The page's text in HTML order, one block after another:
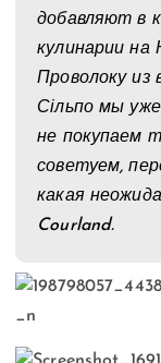
добавляют в
кулинарии на
Проволоку из
Сільпо мы
не покупаем
советуем,
какая
Courland.